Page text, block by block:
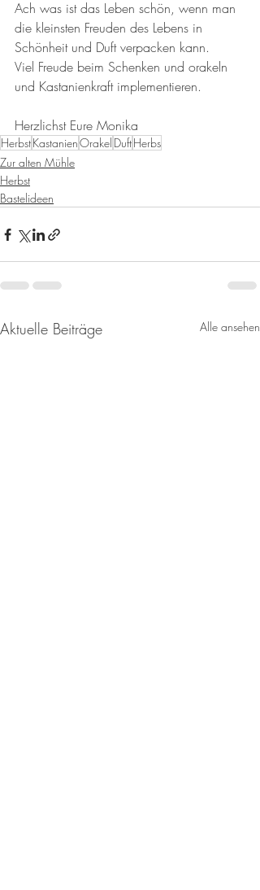
Ach was ist das Leben schön, wenn man
die kleinsten Freuden des Lebens in
Schönheit und Duft verpacken kann.
Viel Freude beim Schenken und orakeln
und Kastanienkraft implementieren.
Herzlichst Eure Monika
HerbstKastanienOrakel DuftHerbs
Zur alten Mühle
Herbst
Bastelideen
Aktuelle Beiträge Alle ansehen